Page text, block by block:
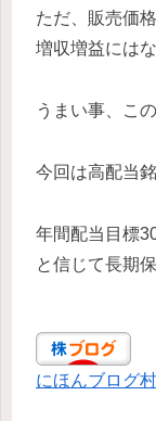
ただ、販売価
増収増益には
うまい事、こ
今回は高配当
年間配当目標
と信じて長期
にほんブログ村